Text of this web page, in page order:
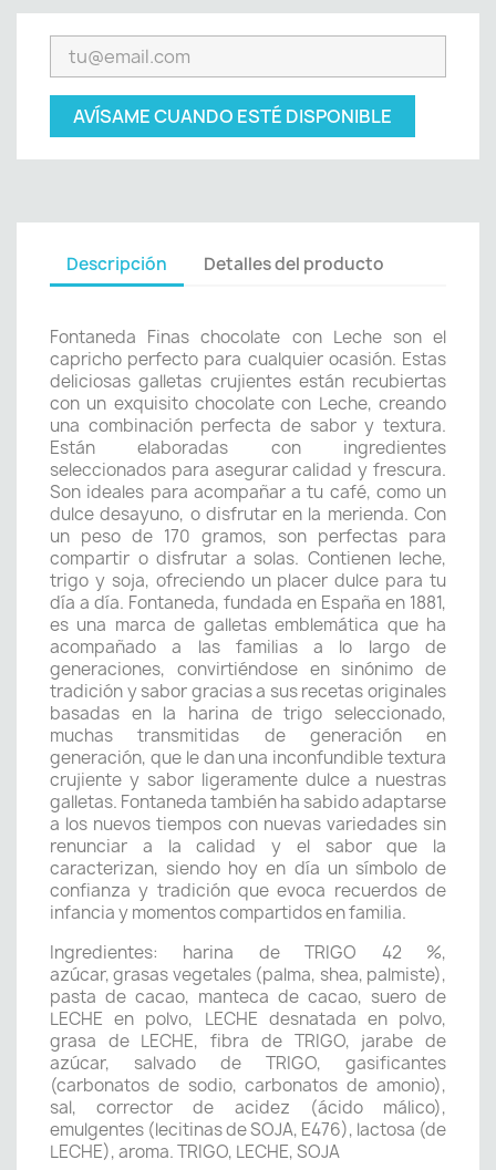
AVÍSAME CUANDO ESTÉ DISPONIBLE
Descripción Detalles del producto
Fontaneda Finas chocolate con Leche son el
capricho perfecto para cualquier ocasión. Estas
deliciosas galletas crujientes están recubiertas
con un exquisito chocolate con Leche, creando
una combinación perfecta de sabor y textura.
Están elaboradas con ingredientes
seleccionados para asegurar calidad y frescura.
Son ideales para acompañar a tu café, como un
dulce desayuno, o disfrutar en la merienda. Con
un peso de 170 gramos, son perfectas para
compartir o disfrutar a solas. Contienen leche,
trigo y soja, ofreciendo un placer dulce para tu
día a día. Fontaneda, fundada en España en 1881,
es una marca de galletas emblemática que ha
acompañado a las familias a lo largo de
generaciones, convirtiéndose en sinónimo de
tradición y sabor gracias a sus recetas originales
basadas en la harina de trigo seleccionado,
muchas transmitidas de generación en
generación, que le dan una inconfundible textura
crujiente y sabor ligeramente dulce a nuestras
galletas. Fontaneda también ha sabido adaptarse
a los nuevos tiempos con nuevas variedades sin
renunciar a la calidad y el sabor que la
caracterizan, siendo hoy en día un símbolo de
confianza y tradición que evoca recuerdos de
infancia y momentos compartidos en familia.
Ingredientes: harina de TRIGO 42 %,
azúcar, grasas vegetales (palma, shea, palmiste),
pasta de cacao, manteca de cacao, suero de
LECHE en polvo, LECHE desnatada en polvo,
grasa de LECHE, fibra de TRIGO, jarabe de
azúcar, salvado de TRIGO, gasificantes
(carbonatos de sodio, carbonatos de amonio),
sal, corrector de acidez (ácido málico),
emulgentes (lecitinas de SOJA, E476), lactosa (de
LECHE), aroma. TRIGO, LECHE, SOJA